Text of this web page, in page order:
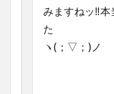
みますねッ‼︎本
た
ヽ(；▽；)ノ